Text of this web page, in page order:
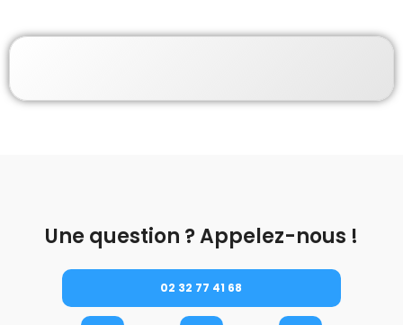
Une question ? Appelez-nous !
02 32 77 41 68